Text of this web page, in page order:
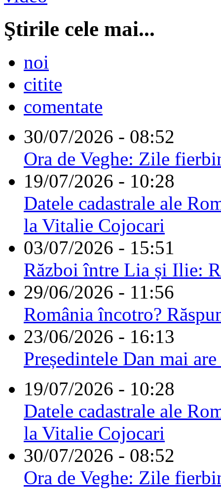
Ştirile cele mai...
noi
citite
comentate
30/07/2026 - 08:52
Ora de Veghe: Zile
19/07/2026 - 10:28
Datele cadastrale ale
la Vitalie Cojocari
03/07/2026 - 15:51
Război între Lia și Ilie:
29/06/2026 - 11:56
România încotro?
23/06/2026 - 16:13
Președintele Dan mai
19/07/2026 - 10:28
Datele cadastrale ale
la Vitalie Cojocari
30/07/2026 - 08:52
Ora de Veghe: Zile